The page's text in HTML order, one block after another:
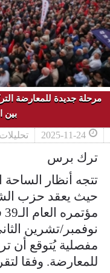
مرحلة جديدة للمعارضة
بين
2025-11-24 تحليلات
ترك برس
تتجه أنظار الساحة
حيث يعقد حزب
نوفمبر/تشرين
مفصلية يُتوقع أن
للمعارضة. وفقا